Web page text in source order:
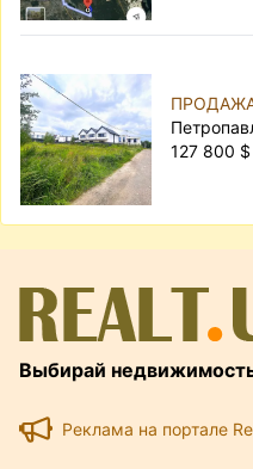
127 800 $
Выбирай
Реклама на портале